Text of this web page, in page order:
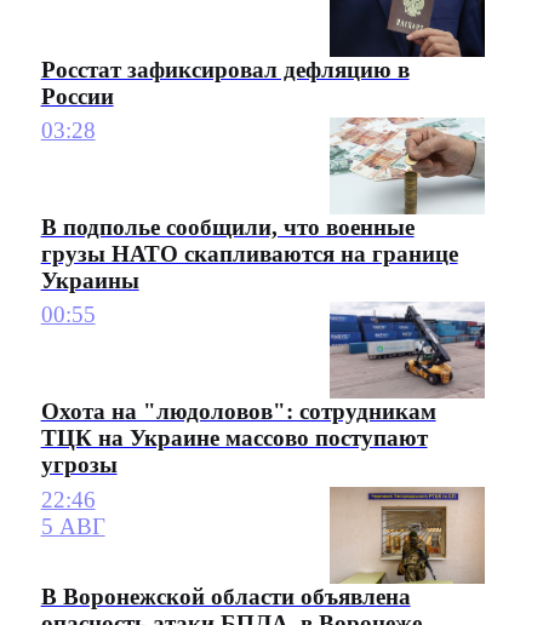
Росстат зафиксировал дефляцию в
России
03:28
В подполье сообщили, что военные
грузы НАТО скапливаются на границе
Украины
00:55
Охота на "людоловов": сотрудникам
ТЦК на Украине массово поступают
угрозы
22:46
5 АВГ
В Воронежской области объявлена